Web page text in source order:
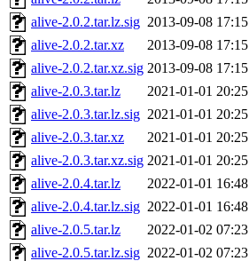
alive-2.0.2.tar.lz.sig 2013-09-08 17:15
alive-2.0.2.tar.xz
2013-09-08 17:15
alive-2.0.2.tar.xz.sig 2013-09-08 17:15
alive-2.0.3.tar.lz
2021-01-01 20:25
alive-2.0.3.tar.lz.sig 2021-01-01 20:25
alive-2.0.3.tar.xz
2021-01-01 20:25
alive-2.0.3.tar.xz.sig 2021-01-01 20:25
alive-2.0.4.tar.lz
2022-01-01 16:48
alive-2.0.4.tar.lz.sig 2022-01-01 16:48
alive-2.0.5.tar.lz
2022-01-02 07:23
alive-2.0.5.tar.lz.sig 2022-01-02 07:23